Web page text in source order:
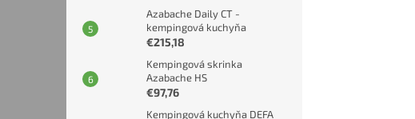
Azabache Daily CT -
kempingová kuchyňa
€215,18
Kempingová skrinka
Azabache HS
€97,76
Kempingová kuchyňa DEFA